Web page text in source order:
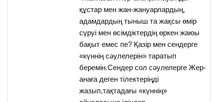
құстар мен жан-жануарлардың,
адамдардың тыныш та жақсы өмір
сүруі мен өсімдіктердің өркен жаюы
бақыт емес пе? Қазір мен сендерге
«күннің сәулелерін» таратып
беремін.Сендер сол сәулелерге Жер-
анаға деген тілектеріңді
жазып,тақтадағы «күннің»